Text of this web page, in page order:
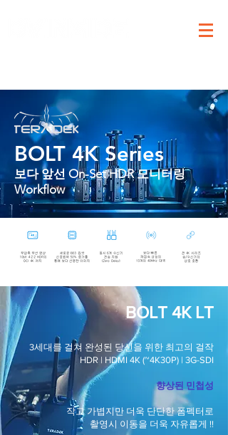
BOLT 4K Series
보다 앞선 On-Set HDR 모니터링
Workflow
BOLT 4K LT
3세대를 걸쳐 완성된 당신을 위한 최고의 걸작
HDR | HDMI 4K (~4K30P) | 3G-SDI
향상된 민첩성
작고 가볍지만 더욱 단단한 폼펙터로
촬영시 이동을 더욱 자유롭게 !!